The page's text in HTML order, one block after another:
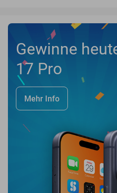
Gewinne
17 Pro
Mehr Info